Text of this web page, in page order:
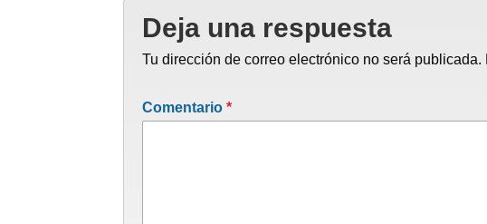
Deja una respuesta
Tu dirección de correo electrónico no será publicada.
Comentario *